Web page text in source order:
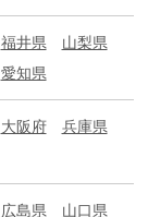
福井県
山梨県
愛知県
大阪府
兵庫県
広島県 山口県